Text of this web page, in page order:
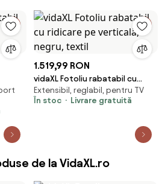
1.519,99 RON
vidaXL Fotoliu rabatabil cu
ridicare pe verticală, negru,
textil
Extensibil, reglabil, pentru TV
În stoc
Livrare gratuită
de la VidaXL.ro